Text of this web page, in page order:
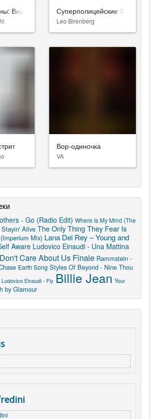
Видения. Девятый джедай
Суперполицейские 3
Leo Birenberg
Вор-одиночка
VA
- Go (Radio Edit) Where Is My Mind (The
Alive The Only Thing They Fear Is
Mix) Lana Del Rey – Young and
Aware Ludovico Einaudi - Una Mattina
Care About Us Finale Rammstein -
Earth Song Styles Of Beyond - Nine Thou
Ludovico Einaudi - Fly Billie Jean Your
by Glamour